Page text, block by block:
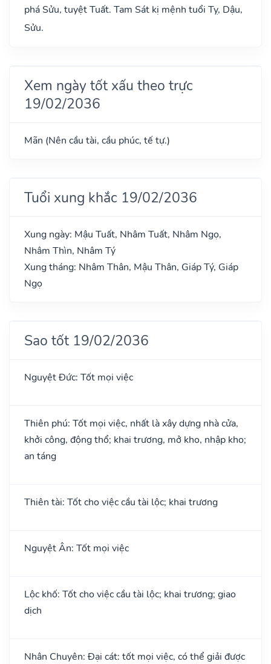
phá Sửu, tuyệt Tuất. Tam Sát kị mệnh tuổi Tỵ, Dậu,
Sửu.
Xem ngày tốt xấu theo trực
19/02/2036
Mãn (Nên cầu tài, cầu phúc, tế tự.)
Tuổi xung khắc 19/02/2036
Xung ngày: Mậu Tuất, Nhâm Tuất, Nhâm Ngọ,
Nhâm Thìn, Nhâm Tý
Xung tháng: Nhâm Thân, Mậu Thân, Giáp Tý, Giáp
Ngọ
Sao tốt 19/02/2036
Nguyệt Đức: Tốt mọi việc
Thiên phú: Tốt mọi việc, nhất là xây dựng nhà cửa,
khởi công, động thổ; khai trương, mở kho, nhập kho;
an táng
Thiên tài: Tốt cho việc cầu tài lộc; khai trương
Nguyệt Ân: Tốt mọi việc
Lộc khố: Tốt cho việc cầu tài lộc; khai trương; giao
dịch
Nhân Chuyên: Đại cát: tốt mọi việc, có thể giải được